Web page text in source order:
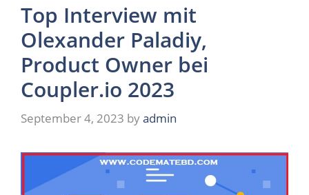
Top Interview mit
Olexander Paladiy,
Product Owner bei
Coupler.io 2023
September 4, 2023 byadmin